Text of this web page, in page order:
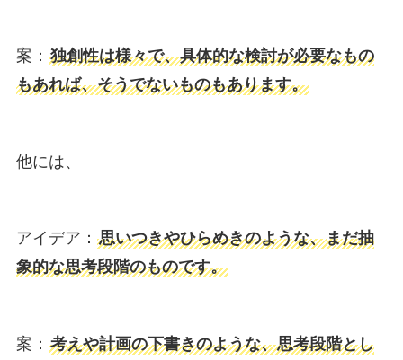
案： 独創性は様々で、具体的な検討が必要なもの
もあれば、そうでないものもあります。
他には、
アイデア： 思いつきやひらめきのような、まだ抽
象的な思考段階のものです。
案： 考えや計画の下書きのような、思考段階とし